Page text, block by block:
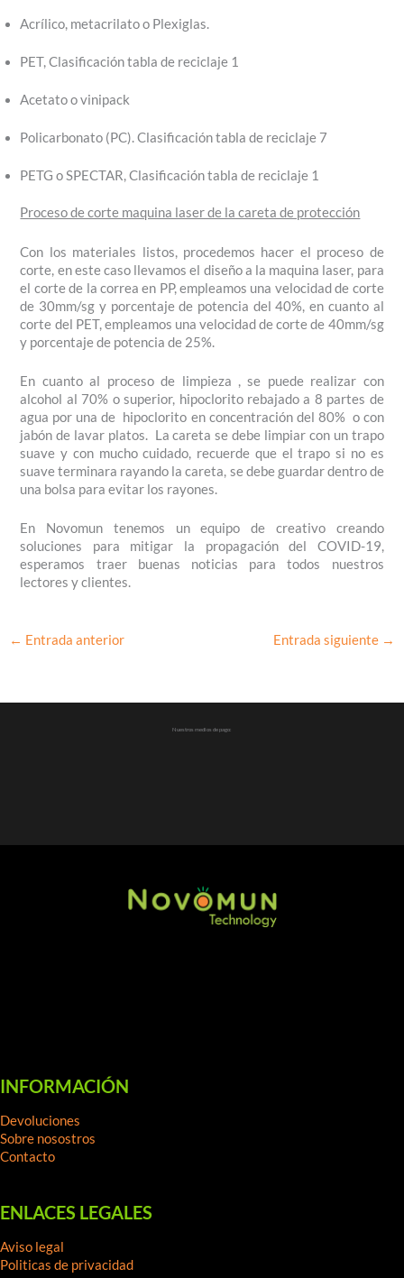
Acrílico, metacrilato o Plexiglas.
PET, Clasificación tabla de reciclaje 1
Acetato o vinipack
Policarbonato (PC). Clasificación tabla de reciclaje 7
PETG o SPECTAR, Clasificación tabla de reciclaje 1
Proceso de corte maquina laser de la careta de protección
Con los materiales listos, procedemos hacer el proceso de
corte, en este caso llevamos el diseño a la maquina laser, para
el corte de la correa en PP, empleamos una velocidad de corte
de 30mm/sg y porcentaje de potencia del 40%, en cuanto al
corte del PET, empleamos una velocidad de corte de 40mm/sg
y porcentaje de potencia de 25%.
En cuanto al proceso de limpieza , se puede realizar con
alcohol al 70% o superior, hipoclorito rebajado a 8 partes de
agua por una de hipoclorito en concentración del 80% o con
jabón de lavar platos. La careta se debe limpiar con un trapo
suave y con mucho cuidado, recuerde que el trapo si no es
suave terminara rayando la careta, se debe guardar dentro de
una bolsa para evitar los rayones.
En Novomun tenemos un equipo de creativo creando
soluciones para mitigar la propagación del COVID-19,
esperamos traer buenas noticias para todos nuestros
lectores y clientes.
← Entrada anterior Entrada siguiente →
Nuestros medios de pago:
INFORMACIÓN
Devoluciones
Sobre nosostros
Contacto
ENLACES LEGALES
Aviso legal
Politicas de privacidad